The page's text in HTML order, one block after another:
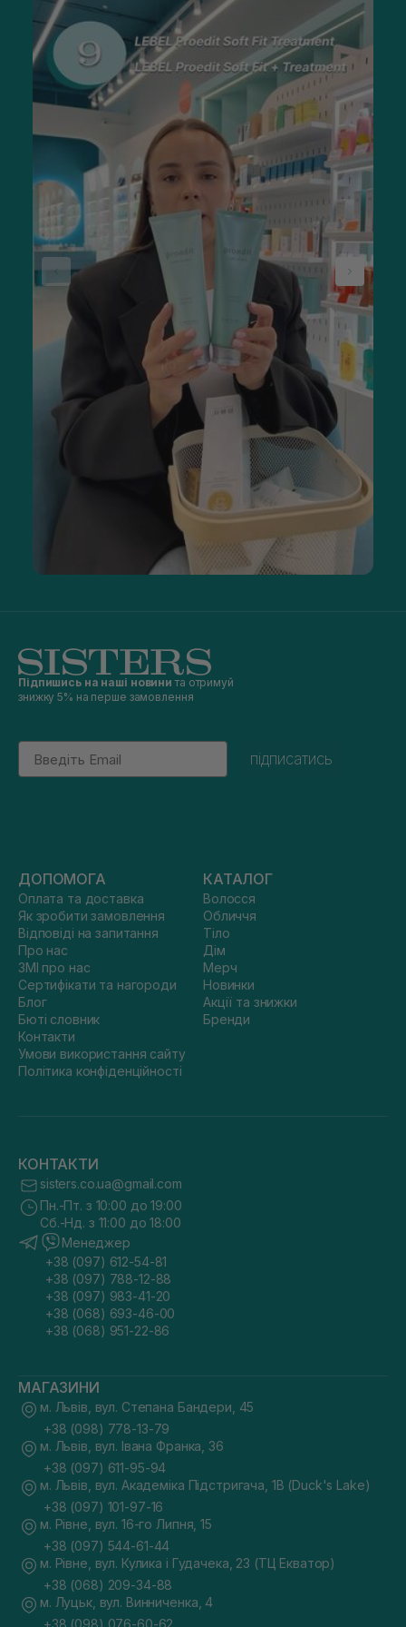
Підпишись на наші новини та отримуй
знижку 5% на перше замовлення
Email
підписатись
ДОПОМОГА
Оплата та доставка
Як зробити замовлення
Відповіді на запитання
Про нас
ЗМІ про нас
Сертифікати та нагороди
Блог
Бюті словник
Контакти
Умови використання сайту
Політика конфіденційності
КАТАЛОГ
Волосся
Обличчя
Тіло
Дім
Мерч
Новинки
Акції та знижки
Бренди
КОНТАКТИ
sisters.co.ua@gmail.com
Пн.-Пт. з 10:00 до 19:00
Сб.-Нд. з 11:00 до 18:00
Менеджер
+38 (097) 612-54-81
+38 (097) 788-12-88
+38 (097) 983-41-20
+38 (068) 693-46-00
+38 (068) 951-22-86
МАГАЗИНИ
м. Львів, вул. Степана Бандери, 45
+38 (098) 778-13-79
м. Львів, вул. Івана Франка, 36
+38 (097) 611-95-94
м. Львів, вул. Академіка Підстригача, 1В (Duck's Lake)
+38 (097) 101-97-16
м. Рівне, вул. 16-го Липня, 15
+38 (097) 544-61-44
м. Рівне, вул. Кулика і Гудачека, 23 (ТЦ Екватор)
+38 (068) 209-34-88
м. Луцьк, вул. Винниченка, 4
+38 (098) 076-60-62